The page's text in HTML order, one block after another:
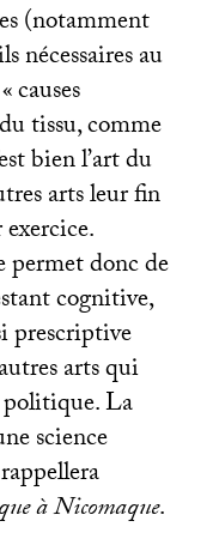
(notamment
nécessaires au
causes
tissu, comme
bien l’art du
arts leur fin
permet donc de
cognitive,
prescriptive
arts qui
La
science
à Nicomaque.